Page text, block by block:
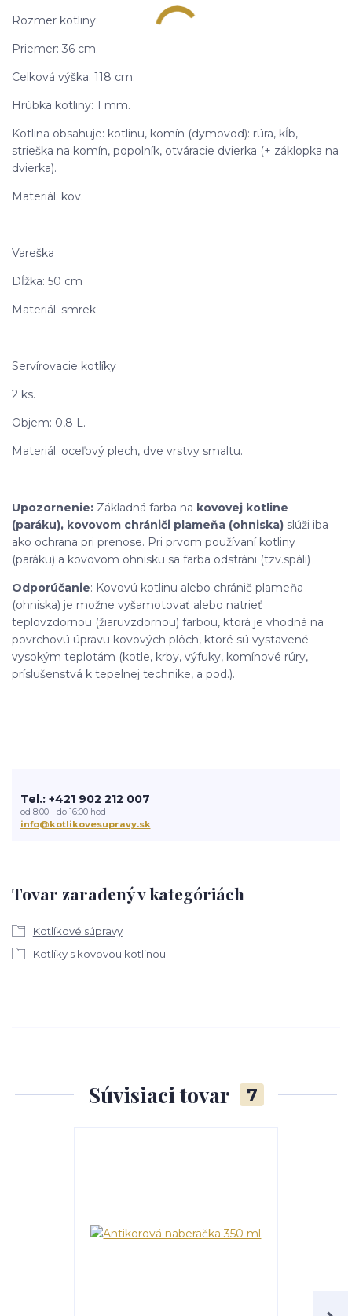
Rozmer kotliny:
Priemer: 36 cm.
Celková výška: 118 cm.
Hrúbka kotliny: 1 mm.
Kotlina obsahuje: kotlinu, komín (dymovod): rúra, kĺb,
strieška na komín, popolník, otváracie dvierka (+ záklopka na
dvierka).
Materiál: kov.
Vareška
Dĺžka: 50 cm
Materiál: smrek.
Servírovacie kotlíky
2 ks.
Objem: 0,8 L.
Materiál: oceľový plech, dve vrstvy smaltu.
Upozornenie: Základná farba na kovovej kotline
(paráku), kovovom chrániči plameňa (ohniska) slúži iba
ako ochrana pri prenose. Pri prvom používaní kotliny
(paráku) a kovovom ohnisku sa farba odstráni (tzv.spáli)
Odporúčanie: Kovovú kotlinu alebo chránič plameňa
(ohniska) je možne vyšamotovať alebo natrieť
teplovzdornou (žiaruvzdornou) farbou, ktorá je vhodná na
povrchovú úpravu kovových plôch, ktoré sú vystavené
vysokým teplotám (kotle, krby, výfuky, komínové rúry,
príslušenstvá k tepelnej technike, a pod.).
Tovar zaradený v kategóriách
Kotlíkové súpravy
Kotlíky s kovovou kotlinou
Tel.: +421 902 212 007
od 8:00 - do 16:00 hod
info@kotlikovesupravy.sk
Súvisiaci tovar 7